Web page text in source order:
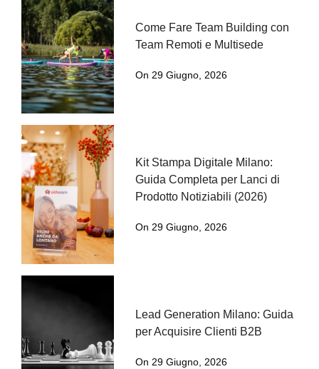
Come Fare Team Building con
Team Remoti e Multisede
On 29 Giugno, 2026
Kit Stampa Digitale Milano:
Guida Completa per Lanci di
Prodotto Notiziabili (2026)
On 29 Giugno, 2026
Lead Generation Milano: Guida
per Acquisire Clienti B2B
On 29 Giugno, 2026